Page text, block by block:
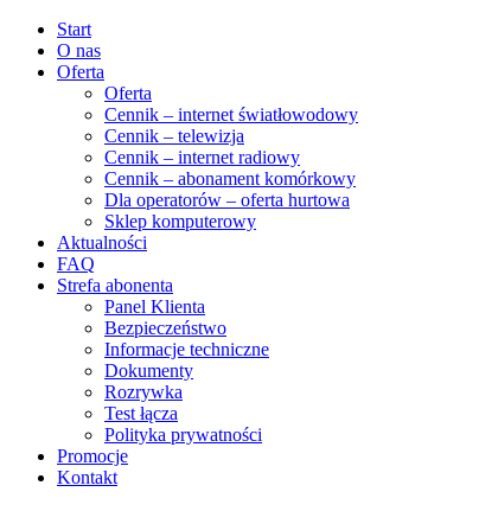
Start
O nas
Oferta
Oferta
Cennik – internet światłowodowy
Cennik – telewizja
Cennik – internet radiowy
Cennik – abonament komórkowy
Dla operatorów – oferta hurtowa
Sklep komputerowy
Aktualności
FAQ
Strefa abonenta
Panel Klienta
Bezpieczeństwo
Informacje techniczne
Dokumenty
Rozrywka
Test łącza
Polityka prywatności
Promocje
Kontakt